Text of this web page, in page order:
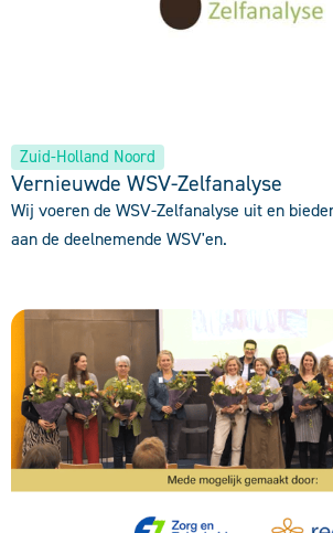
Zuid-Holland Noord
Vernieuwde WSV-Zelfanalyse
Wij voeren de WSV-Zelfanalyse uit en
aan de deelnemende WSV'en.